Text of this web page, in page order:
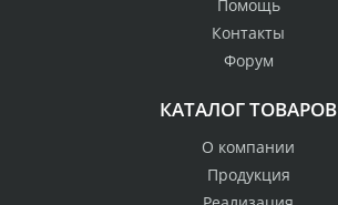
Помощь
Контакты
Форум
КАТАЛОГ ТОВАРОВ
О компании
Продукция